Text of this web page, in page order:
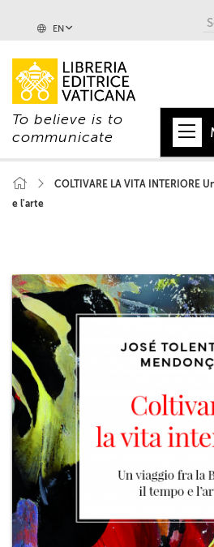
EN
To believe is to
communicate
WORLD
SERIES
CEI
COLTIVARE LA VITA INTERIORE
e l'arte